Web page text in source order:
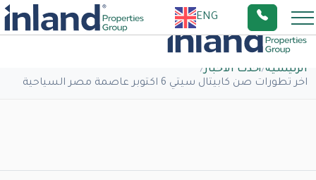
ENG
الرئيسية/أحدث الاخبار/
اخر تطورات صن كابيتال سيتي 6 اكتوبر عاصمة مصر السياحية